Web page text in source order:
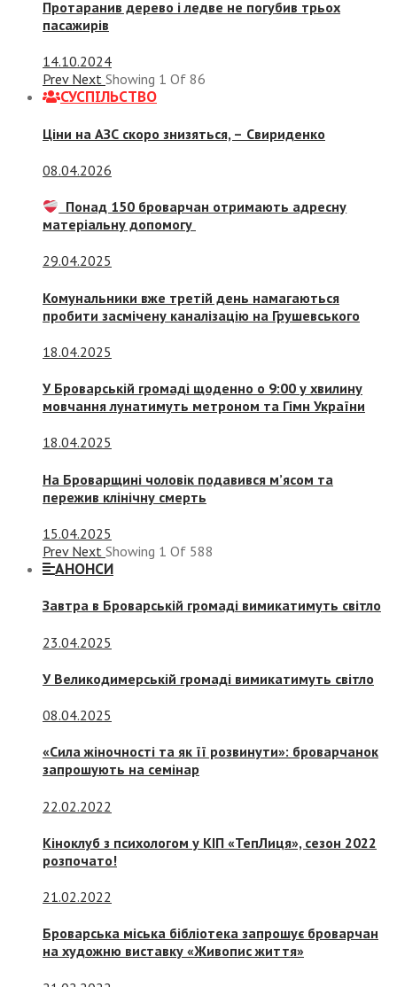
Протаранив дерево і ледве не погубив трьох
пасажирів
14.10.2024
Prev Next Showing 1 Of 86
СУСПIЛЬСТВО
Ціни на АЗС скоро знизяться, – Свириденко
08.04.2026
Понад 150 броварчан отримають адресну
матеріальну допомогу
29.04.2025
Комунальники вже третій день намагаються
пробити засмічену каналізацію на Грушевського
18.04.2025
У Броварській громаді щоденно о 9:00 у хвилину
мовчання лунатимуть метроном та Гімн України
18.04.2025
На Броварщині чоловік подавився м’ясом та
пережив клінічну смерть
15.04.2025
Prev Next Showing 1 Of 588
АНОНСИ
Завтра в Броварській громаді вимикатимуть світло
23.04.2025
У Великодимерській громаді вимикатимуть світло
08.04.2025
«Сила жіночності та як її розвинути»: броварчанок
запрошують на семінар
22.02.2022
Кіноклуб з психологом у КІП «ТепЛиця», сезон 2022
розпочато!
21.02.2022
Броварська міська бібліотека запрошує броварчан
на художню виставку «Живопис життя»